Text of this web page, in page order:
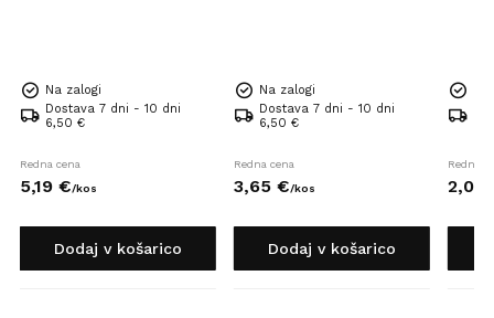
Na zalogi
Dostava 7 dni - 10 dni
6,50 €
Redna cena
5,19 €/kos
Dodaj v košarico
Na zalogi
Dostava 7 dni - 10 dni
6,50 €
Redna cena
3,65 €/kos
Dodaj v košarico
Redna
2,07